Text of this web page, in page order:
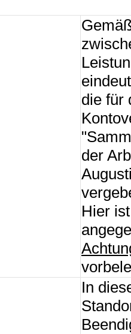
die für
der
Hier
In